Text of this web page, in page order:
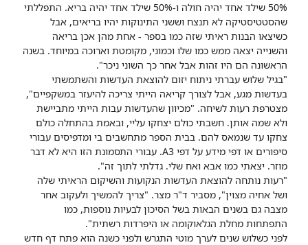
50% שילד אחד יהיה חולה ו-50% שילד אחד יהיה בריא. התפללתי
שהסטטיסטיקה לא תנצח וששני התינוקות יהיו בריאים, אבל
כשיצאו הבנות ראיתי שזה כמו בספר - אחת מהן אכן בריאה
והשנייה יצאה ממש כמו שלו וכמוני, מקומטת וארוכה במיוחד. בשנה
הראשונה הם היו זהות אבל אחר כך השוני ניכר".
"בגיל שלוש עברתי ניתוח יזום להוצאת העדשות והשתמשתי
בעדשות מגע, אבל לצורך קריאה הייתי צריכה להיעזר במשקפיים",
מצטרפת רעות לשיחה. "מכיוון שהעדשות עבות הייתי מתביישת
ולא שמה אותן. חשבתי כולם יצחקו עליי, ובאמת בהתחלה כולם
צחקו עד שנמאס להם. בבית הספר מתחשבים בי ומדפיסים עבורי
סיפורים או דפי מידע על דפי A3. עבורי התסמונת הזו היא לא דבר
מוזר. יצאתי כמו אבא ואח שלי. גדלתי לתוך זה".
"רעות נותחה להוצאת העדשות הנקועות והשיקום הראיתי שלה
ושל אחיה מצוין", מסביר ד"ר מצר. "צריך להמשיך ולעקוב אחר
מצבה גם בשנים הבאות בשל הסיכון לבעיות נוספות, כמו
התפתחות מחלת הגלאוקומה או היפרדות רשתית".
לפני כשלוש שנים לערך מוטי התגרש ולפני כשנה הוא פתח דף חדש